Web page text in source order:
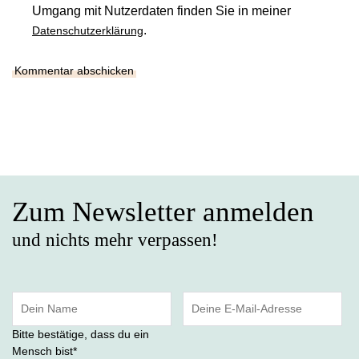
Umgang mit Nutzerdaten finden Sie in meiner
Datenschutzerklärung.
Zum Newsletter anmelden
und nichts mehr verpassen!
Bitte bestätige, dass du ein
Mensch bist*